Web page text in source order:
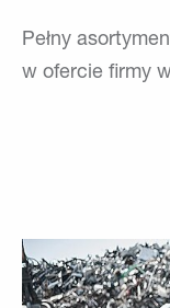
Pełny
w ofercie firmy